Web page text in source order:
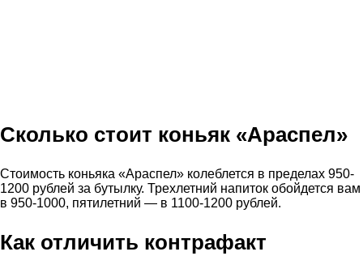
Сколько стоит коньяк «Араспел»
Стоимость коньяка «Араспел» колеблется в пределах 950-
1200 рублей за бутылку. Трехлетний напиток обойдется вам
в 950-1000, пятилетний — в 1100-1200 рублей.
Как отличить контрафакт